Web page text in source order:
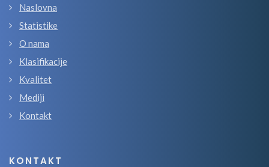
Naslovna
Statistike
O nama
Klasifikacije
Kvalitet
Mediji
Kontakt
KONTAKT